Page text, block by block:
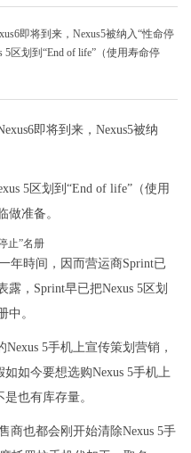
即将到来，Nexus5被纳入“性命停
区划到“End of life”（使用寿命停
即将到来，Nexus5被纳
5区划到“End of life”（使用
做准备。
年時间，因而营运商Sprint已
露，Sprint早已把Nexus 5区划
中。
5手机上宣传策划营销，
如今要想选购Nexus 5手机上
也有库存量。
商也都会刚开始清除Nexus 5手